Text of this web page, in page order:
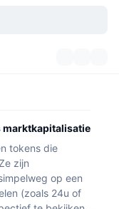
marktkapitalisatie
tokens die
zijn
op een
(zoals 24u of